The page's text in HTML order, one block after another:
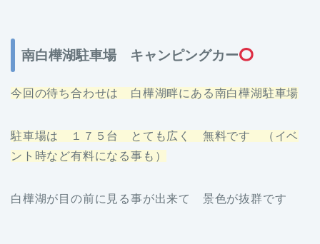
南白樺湖駐車場 キャンピングカー
今回の待ち合わせは 白樺湖畔にある南白樺湖駐車場
駐車場は １７５台 とても広く 無料です （イベ
ント時など有料になる事も）
白樺湖が目の前に見る事が出来て 景色が抜群です